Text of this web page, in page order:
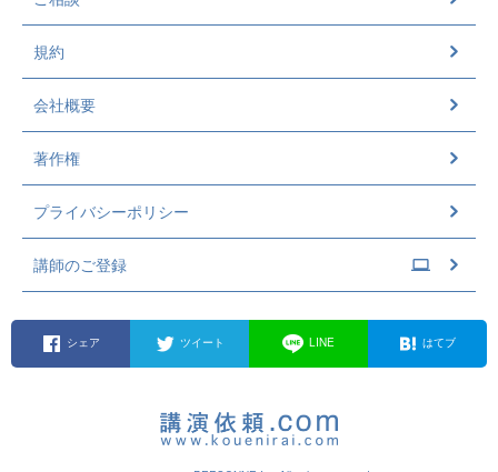
規約
会社概要
著作権
プライバシーポリシー
講師のご登録
シェア ツイート LINE はてブ